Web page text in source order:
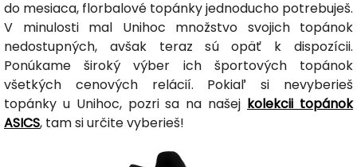
do mesiaca, florbalové topánky jednoducho potrebuješ.
V minulosti mal Unihoc množstvo svojich topánok
nedostupných, avšak teraz sú opäť k dispozícii.
Ponúkame široký výber ich športových topánok
všetkých cenových relácií. Pokiaľ si nevyberieš
topánky u Unihoc, pozri sa na našej kolekcii topánok
ASICS, tam si určite vyberieš!